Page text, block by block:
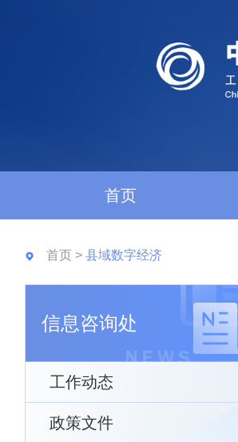
首页
首页 > 县域数字经济
信息咨询处
工作动态
政策文件